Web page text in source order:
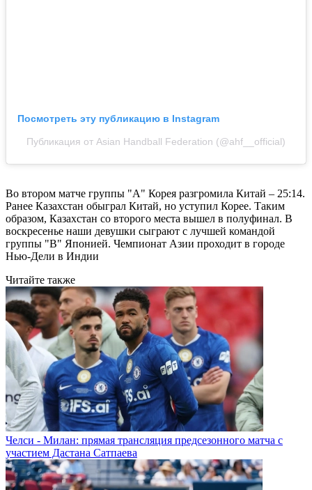
Посмотреть эту публикацию в Instagram
Публикация от Asian Handball Federation (@ahf__official)
Во втором матче группы "А" Корея разгромила Китай – 25:14.
Ранее Казахстан обыграл Китай, но уступил Корее. Таким
образом, Казахстан со второго места вышел в полуфинал. В
воскресенье наши девушки сыграют с лучшей командой
группы "В" Японией. Чемпионат Азии проходит в городе
Нью-Дели в Индии
Читайте также
Челси - Милан: прямая трансляция предсезонного матча с
участием Дастана Сатпаева